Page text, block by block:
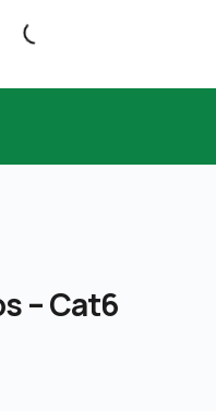
– Cat6